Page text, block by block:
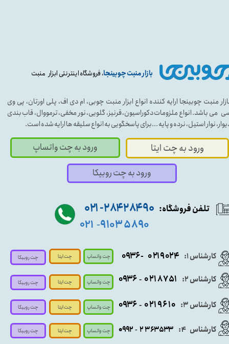
بازار منبت چوبینجا، فروشگاه اینترنتی ابزار منبت
منبت چوبینجا ارایه کننده انواع ابزار منبت چوبی، ام دی اف، پلی اورتان، پی وی
می باشد. انواع ملزومات دکوراسیون، قرنیز، گلویی، نور مخفی، ترمووال، قاب بندی
نوار استیل، نرده و پایه ...برای پاسخگویی به انواع سلیقه ها ارایه شده است.
کارشناس ۱: ۰۲۱۹۰۲۴ - ۰۹۳۶
ورود به چت ایتا ورود به چت واتساپ
تلفن فروشگاه: ۹۰ ۲۸۴ ۲۸۴- ۰۲۱
۵۸۹۰ ۹۱۰۳ -۰۲۱
کارشناس ۳: ۰۲۱۹۶۱۰ -۰۹۳۶
کارشناس ۲: ۰۲۱۸۷۵۱ - ۰۹۳۶
ورود به چت روبیکا
کارشناس 4
: ۲۳۶۳۵۳۳ - ۰۹۹۲
چت واتساپ
چت واتساپ
چت واتساپ
چت واتساپ
چت ایتا
چت ایتا
چت ایتا
چت ایتا
چت روبیکا
چت روبیکا
چت روبیکا
چت روبیکا